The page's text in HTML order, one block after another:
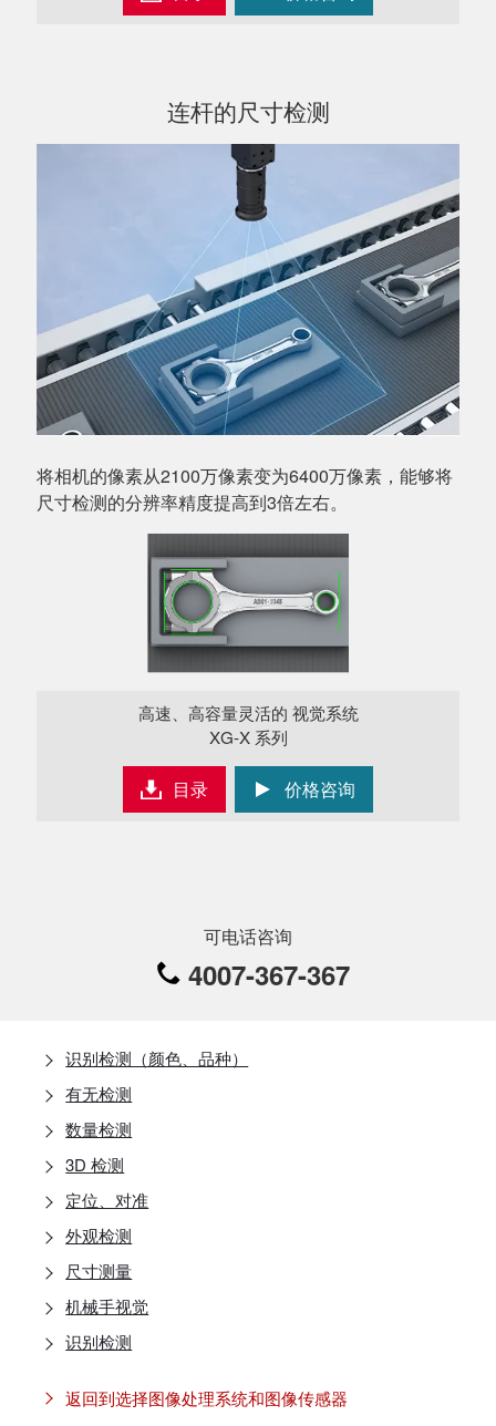
连杆的尺寸检测
将相机的像素从2100万像素变为6400万像素，能够将
尺寸检测的分辨率精度提高到3倍左右。
高速、高容量灵活的 视觉系统
XG-X 系列
目录 价格咨询
可电话咨询
4007-367-367
识别检测（颜色、品种）
有无检测
数量检测
3D 检测
定位、对准
外观检测
尺寸测量
机械手视觉
识别检测
返回到选择图像处理系统和图像传感器